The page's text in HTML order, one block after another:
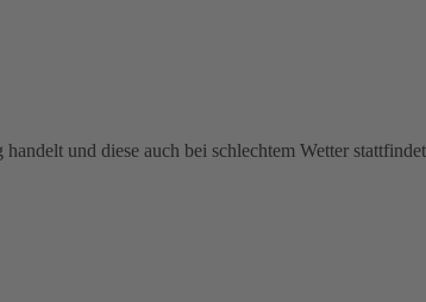
und diese auch bei schlechtem Wetter